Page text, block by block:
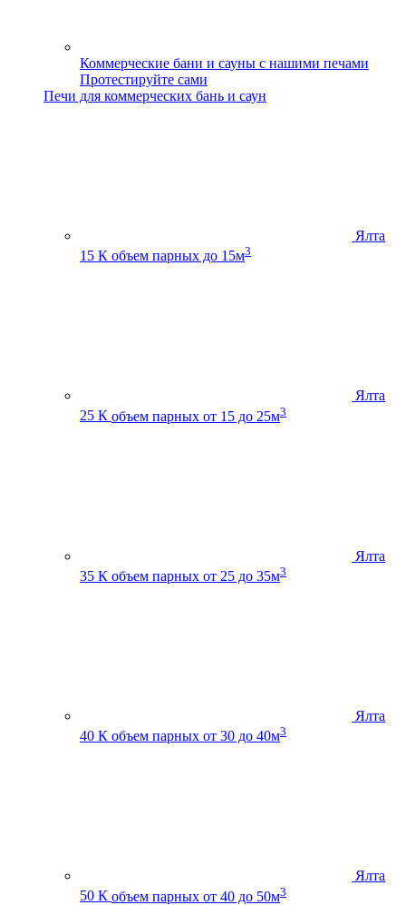
Коммерческие бани и сауны с нашими печами
Протестируйте сами
Печи для коммерческих бань и саун
Ялта
15 К объем парных до 15м3
Ялта
25 К объем парных от 15 до 25м3
Ялта
35 К объем парных от 25 до 35м3
Ялта
40 К объем парных от 30 до 40м3
Ялта
50 К объем парных от 40 до 50м3